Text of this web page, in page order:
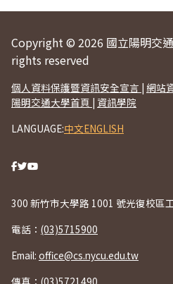
Copyright © 2026 國立陽明交
rights reserved
個人資料保護暨資訊安全宣言 | 網站
陽明交通大學首頁 | 資訊學院
LANGUAGE:中文ENGLISH
300 新竹市大學路 1001 號光復校區
電話： (03)5715900
Email: office@cs.nycu.edu.tw
傳真：(03)5721490